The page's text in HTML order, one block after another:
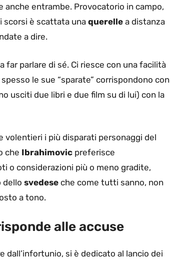
anche entrambe. Provocatorio in campo,
è scattata una querelle a distanza
a dire.
far parlare di sé. Ci riesce con una facilità
le sue “sparate” corrispondono con
usciti due libri e due film su di lui) con la
volentieri i più disparati personaggi del
che Ibrahimovic preferisce
o considerazioni più o meno gradite,
dello svedese che come tutti sanno, non
a tono.
alle accuse
dall’infortunio, si è dedicato al lancio dei